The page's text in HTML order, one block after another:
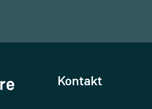
Kontakt